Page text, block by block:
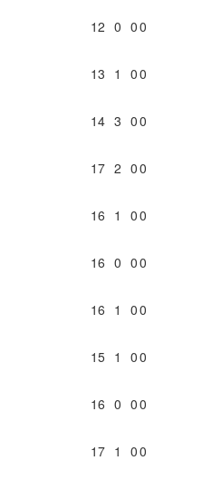
12 0 00
13 1 00
14 3 00
17 2 00
16 1 00
16 0 00
16 1 00
15 1 00
16 0 00
17 1 00